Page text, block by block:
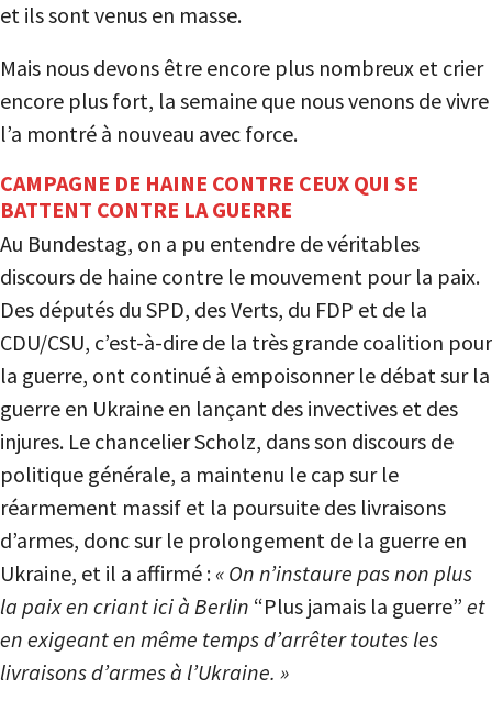
et ils sont venus en masse.
Mais nous devons être encore plus nombreux et crier
encore plus fort, la semaine que nous venons de vivre
l’a montré à nouveau avec force.
CAMPAGNE DE HAINE CONTRE CEUX QUI SE
BATTENT CONTRE LA GUERRE
Au Bundestag, on a pu entendre de véritables
discours de haine contre le mouvement pour la paix.
Des députés du SPD, des Verts, du FDP et de la
CDU/CSU, c’est-à-dire de la très grande coalition pour
la guerre, ont continué à empoisonner le débat sur la
guerre en Ukraine en lançant des invectives et des
injures. Le chancelier Scholz, dans son discours de
politique générale, a maintenu le cap sur le
réarmement massif et la poursuite des livraisons
d’armes, donc sur le prolongement de la guerre en
Ukraine, et il a affirmé :« On n’instaure pas non plus
la paix en criant ici à Berlin “Plus jamais la guerre” et
en exigeant en même temps d’arrêter toutes les
livraisons d’armes à l’Ukraine. »